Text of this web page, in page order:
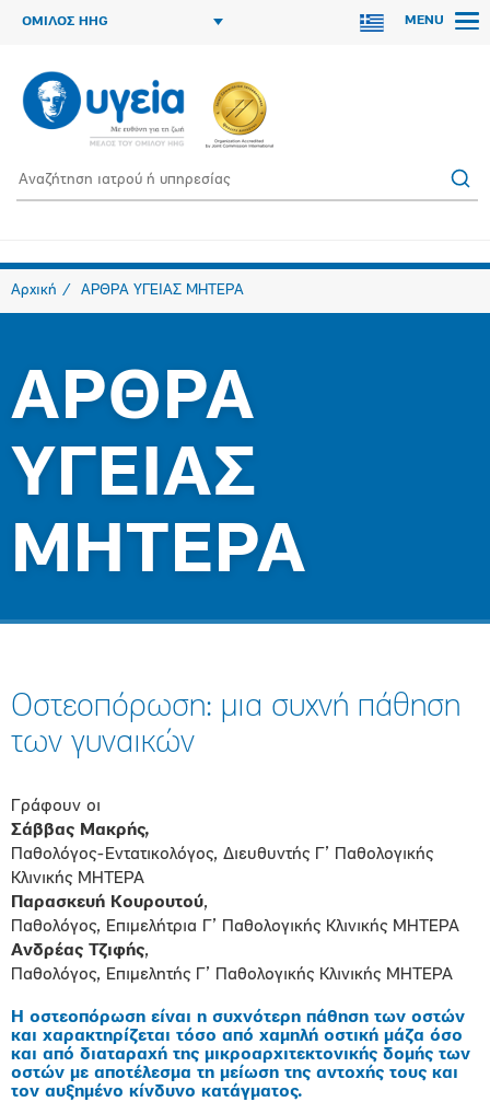
ΟΜΙΛΟΣ HHG MENU
Αρχική ΑΡΘΡΑ ΥΓΕΙΑΣ ΜΗΤΕΡΑ
ΑΡΘΡΑ
ΥΓΕΙΑΣ
ΜΗΤΕΡΑ
Οστεοπόρωση: μια συχνή πάθηση
των γυναικών
Γράφουν οι
Σάββας Μακρής,
Παθολόγος-Εντατικολόγος, Διευθυντής Γ’ Παθολογικής
Κλινικής ΜΗΤΕΡΑ
Παρασκευή Κουρουτού,
Παθολόγος, Επιμελήτρια Γ’ Παθολογικής Κλινικής ΜΗΤΕΡΑ
Ανδρέας Τζιφής,
Παθολόγος, Επιμελητής Γ’ Παθολογικής Κλινικής ΜΗΤΕΡΑ
Η οστεοπόρωση είναι η συχνότερη πάθηση των οστών
και χαρακτηρίζεται τόσο από χαμηλή οστική μάζα όσο
και από διαταραχή της μικροαρχιτεκτονικής δομής των
οστών με αποτέλεσμα τη μείωση της αντοχής τους και
τον αυξημένο κίνδυνο κατάγματος.